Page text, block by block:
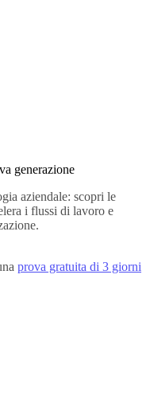
generazione
aziendale: scopri le
i flussi di lavoro e
prova gratuita di 3 giorni